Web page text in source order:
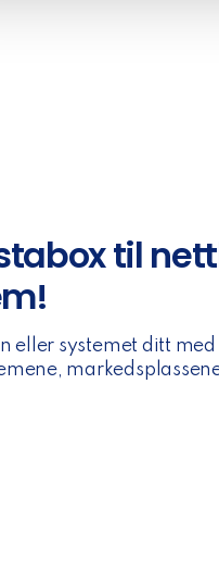
til
eller systemet ditt